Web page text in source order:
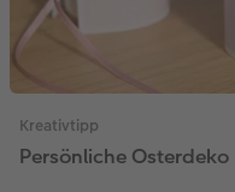
Kreativtipp
Persönliche